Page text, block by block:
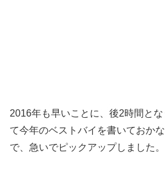
2016年も早いことに、後2時間と
て今年のベストバイを書いておか
で、急いでピックアップしました。